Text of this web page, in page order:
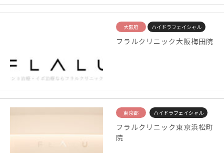
大阪府 ハイドラフェイシャル
フラルクリニック大阪梅田院
東京都 ハイドラフェイシャル
フラルクリニック東京浜松町
院